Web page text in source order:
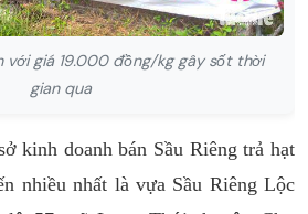
với giá 19.000 đồng/kg gây sốt thời
gian qua
kinh doanh bán Sầu Riêng trả hạt
nhiều nhất là vựa Sầu Riêng Lộc